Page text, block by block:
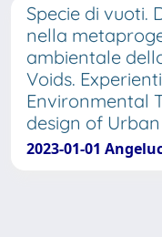
Specie di vuoti.
nella
ambientale
Voids.
Environmental
design of
2023-01-01